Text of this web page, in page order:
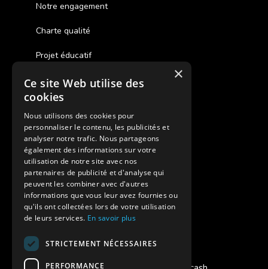
Notre engagement
Charte qualité
Projet éducatif
Des colonies de vacances inclusives
Assurances annulations
Aides financières pour partir en colonie
Charte de confidentialité
Vacances Adaptées Adulte Supernova
Modes de règlement acceptés
×
Ce site Web utilise des
cookies
Nous utilisons des cookies pour
personnaliser le contenu, les publicités et
analyser notre trafic. Nous partageons
également des informations sur votre
utilisation de notre site avec nos
partenaires de publicité et d'analyse qui
peuvent les combiner avec d'autres
informations que vous leur avez fournies ou
qu'ils ont collectées lors de votre utilisation
de leurs services. En savoir plus
STRICTEMENT NÉCESSAIRES
PERFORMANCE